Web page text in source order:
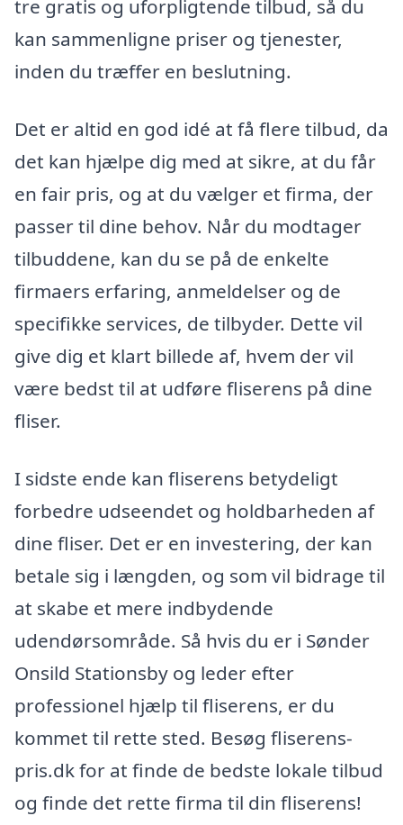
tre gratis og uforpligtende tilbud, så du
kan sammenligne priser og tjenester,
inden du træffer en beslutning.
Det er altid en god idé at få flere tilbud, da
det kan hjælpe dig med at sikre, at du får
en fair pris, og at du vælger et firma, der
passer til dine behov. Når du modtager
tilbuddene, kan du se på de enkelte
firmaers erfaring, anmeldelser og de
specifikke services, de tilbyder. Dette vil
give dig et klart billede af, hvem der vil
være bedst til at udføre fliserens på dine
fliser.
I sidste ende kan fliserens betydeligt
forbedre udseendet og holdbarheden af
dine fliser. Det er en investering, der kan
betale sig i længden, og som vil bidrage til
at skabe et mere indbydende
udendørsområde. Så hvis du er i Sønder
Onsild Stationsby og leder efter
professionel hjælp til fliserens, er du
kommet til rette sted. Besøg fliserens-
pris.dk for at finde de bedste lokale tilbud
og finde det rette firma til din fliserens!